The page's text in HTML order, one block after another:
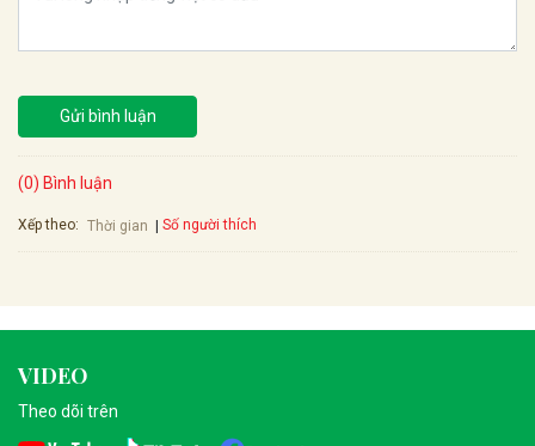
Gửi bình luận
(0) Bình luận
Xếp theo: Thời gian Số người thích
VIDEO
Theo dõi trên